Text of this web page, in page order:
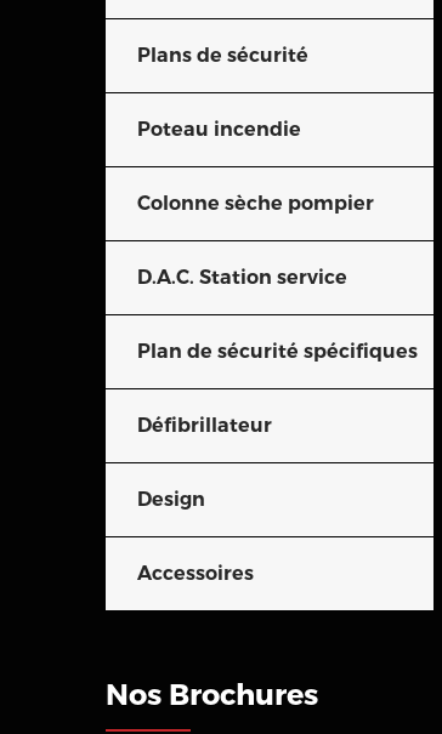
Plans de sécurité
Poteau incendie
Colonne sèche pompier
D.A.C. Station service
Plan de sécurité spécifiques
Défibrillateur
Design
Accessoires
Nos Brochures